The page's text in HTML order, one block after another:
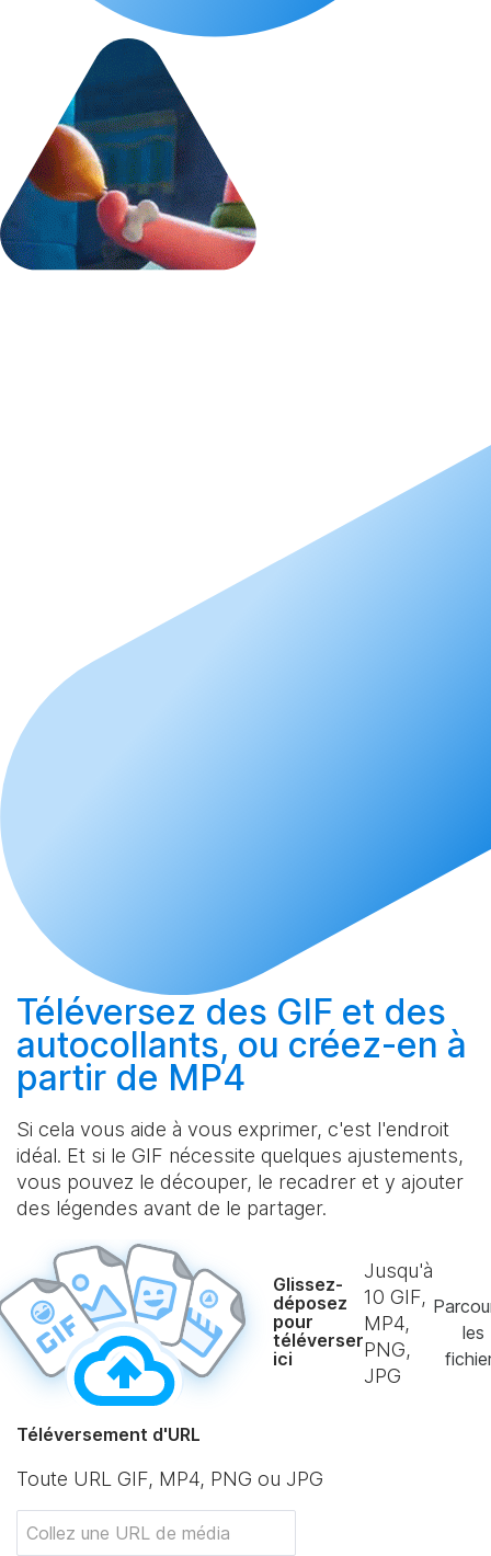
Téléversez des GIF et des
autocollants, ou créez-en à
partir de MP4
Si cela vous aide à vous exprimer, c'est l'endroit
idéal. Et si le GIF nécessite quelques ajustements,
vous pouvez le découper, le recadrer et y ajouter
des légendes avant de le partager.
Glissez-
déposez
pour
téléverser
ici
Jusqu'à
10 GIF,
MP4,
PNG,
JPG
les
Téléversement d'URL
Toute URL GIF, MP4, PNG ou JPG